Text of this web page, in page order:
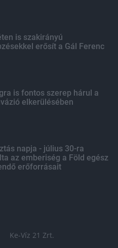
is szakirányú
erősít a Gál Ferenc
is fontos szerep hárul a
elkerülésében
napja - július 30-ra
az emberiség a Föld egész
erőforrásait
Ke-Víz 21 Zrt.